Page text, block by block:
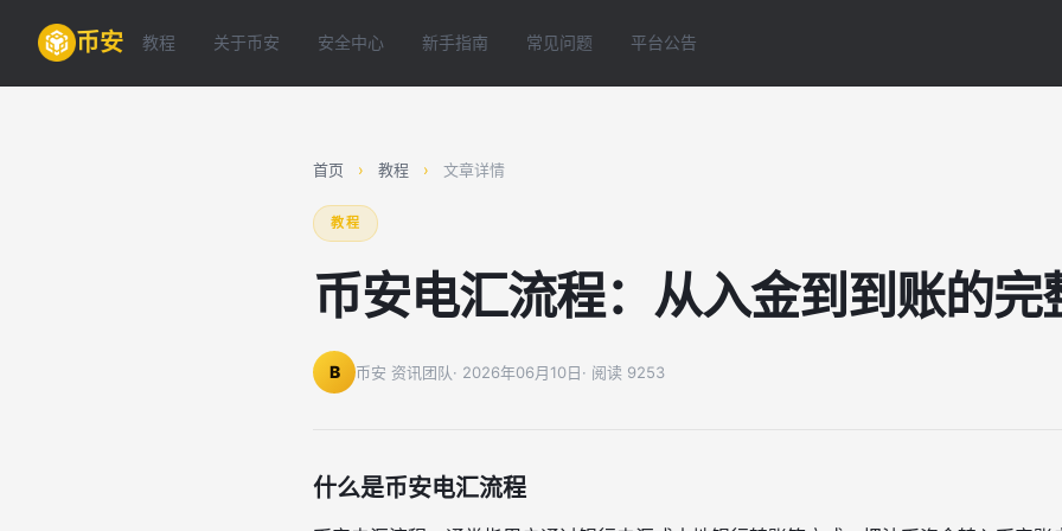
币安 教程 关于币安 安全中心 新手指南 常见问题 平台公告
首页 › 教程 › 文章详情
教程
币安电汇流程：从入金到到账的完
B 币安 资讯团队· 2026年06月10日· 阅读 9253
什么是币安电汇流程